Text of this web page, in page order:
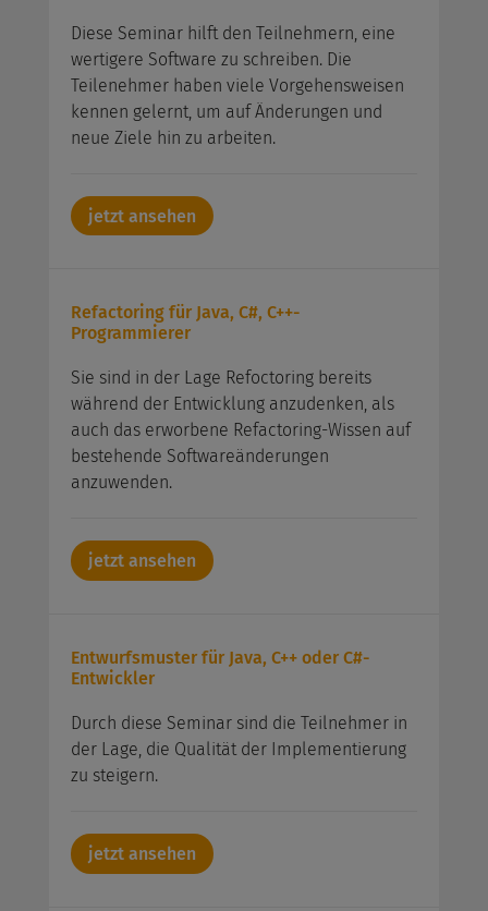
Diese Seminar hilft den Teilnehmern, eine
wertigere Software zu schreiben. Die
Teilenehmer haben viele Vorgehensweisen
kennen gelernt, um auf Änderungen und
neue Ziele hin zu arbeiten.
jetzt ansehen
Refactoring für Java, C#, C++-
Programmierer
Sie sind in der Lage Refoctoring bereits
während der Entwicklung anzudenken, als
auch das erworbene Refactoring-Wissen auf
bestehende Softwareänderungen
anzuwenden.
jetzt ansehen
Entwurfsmuster für Java, C++ oder C#-
Entwickler
Durch diese Seminar sind die Teilnehmer in
der Lage, die Qualität der Implementierung
zu steigern.
jetzt ansehen